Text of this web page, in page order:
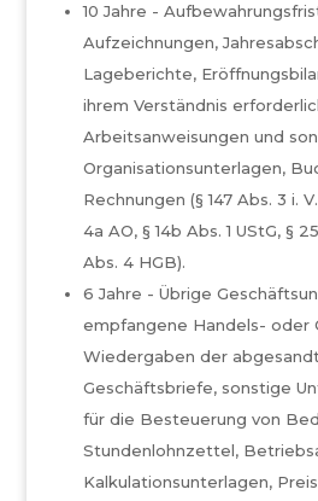
10 Jahre -
Aufzeichnungen,
Lageberichte,
ihrem Verständnis
Arbeitsanweisungen und
Organisationsunterlagen,
Rechnungen (§ 147 Abs. 3 i.
4a AO, § 14b Abs. 1 UStG, §
Abs. 4 HGB).
6 Jahre - Übrige
empfangene Handels- oder
Wiedergaben der
Geschäftsbriefe, sonstige
für die Besteuerung von
Stundenlohnzettel,
Kalkulationsunterlagen,